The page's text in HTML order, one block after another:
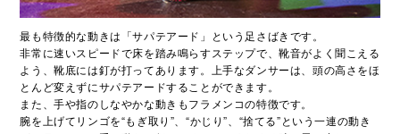
最も特徴的な動きは「サパテアード」という足さばきです。
非常に速いスピードで床を踏み鳴らすステップで、靴音がよく聞こえる
よう、靴底には釘が打ってあります。上手なダンサーは、頭の高さをほ
とんど変えずにサパテアードすることができます。
また、手や指のしなやかな動きもフラメンコの特徴です。
腕を上げてリンゴを“もぎ取り”、“かじり”、“捨てる”という一連の動き